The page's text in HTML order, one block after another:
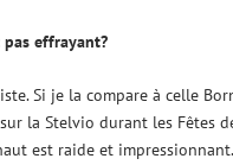
pas effrayant?
Si je la compare à celle
la Stelvio durant les Fêtes
est raide et